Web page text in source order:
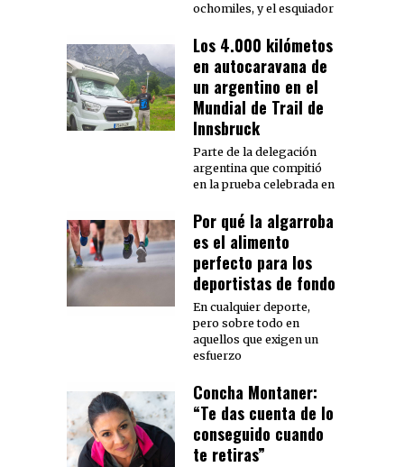
ochomiles, y el esquiador
Los 4.000 kilómetos
en autocaravana de
un argentino en el
Mundial de Trail de
Innsbruck
Parte de la delegación
argentina que compitió
en la prueba celebrada en
Por qué la algarroba
es el alimento
perfecto para los
deportistas de fondo
En cualquier deporte,
pero sobre todo en
aquellos que exigen un
esfuerzo
Concha Montaner:
“Te das cuenta de lo
conseguido cuando
te retiras”